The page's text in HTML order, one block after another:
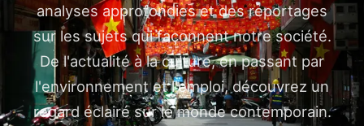
analyses approfondies et des reportages
sur les sujets qui façonnent notre société.
De l'actualité à la culture, en passant par
l'environnement et l'emploi, découvrez un
regard éclairé sur le monde contemporain.